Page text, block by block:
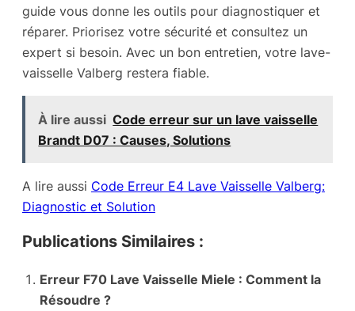
guide vous donne les outils pour diagnostiquer et
réparer. Priorisez votre sécurité et consultez un
expert si besoin. Avec un bon entretien, votre lave-
vaisselle Valberg restera fiable.
À lire aussi Code erreur sur un lave vaisselle
Brandt D07 : Causes, Solutions
A lire aussi Code Erreur E4 Lave Vaisselle Valberg:
Diagnostic et Solution
Publications Similaires :
Erreur F70 Lave Vaisselle Miele : Comment la
Résoudre ?